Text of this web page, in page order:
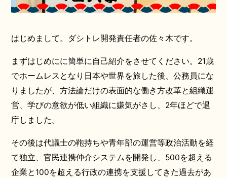
はじめまして。ダシトレ開発責任者の佐々木です。
まずはじめにに簡単に自己紹介をさせてください。21歳
でホームレスとなり日本や世界を旅した後、公務員にな
りましたが、方法論だけの表面的な働き方改革と組織運
営、学びの意欲が低い組織に嫌気がさし、2年ほどで退
庁しました。
その後は代議士の鞄持ちや青年部の運営等政治活動を経
て独立、官民連携仲介システムを開発し、500を超える
企業と100を超える行政の連携を支援してきた過去があ